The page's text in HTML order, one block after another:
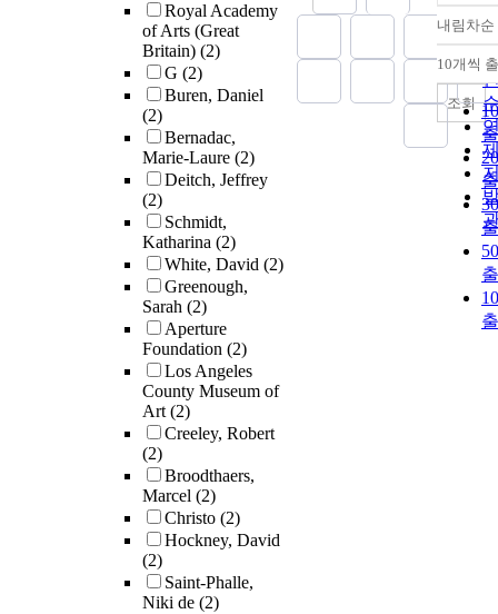
Royal Academy
of Arts (Great
Britain) (2)
G (2)
Buren, Daniel
(2)
Bernadac,
Marie-Laure (2)
Deitch, Jeffrey
(2)
Schmidt,
Katharina (2)
White, David (2)
Greenough,
Sarah (2)
Aperture
Foundation (2)
Los Angeles
County Museum of
Art(2)
Creeley, Robert
(2)
Broodthaers,
Marcel (2)
Christo (2)
Hockney, David
(2)
Saint-Phalle,
Niki de (2)
내림차순
10개씩
조회